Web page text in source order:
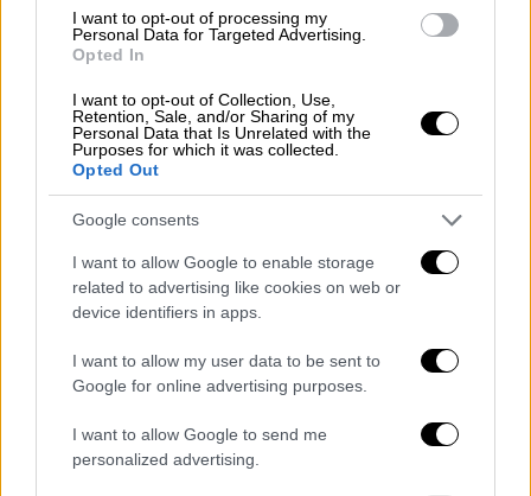
I want to opt-out of processing my
Personal Data for Targeted Advertising.
Opted In
I want to opt-out of Collection, Use,
Retention, Sale, and/or Sharing of my
Personal Data that Is Unrelated with the
Purposes for which it was collected.
Opted Out
Google consents
I want to allow Google to enable storage
related to advertising like cookies on web or
device identifiers in apps.
I want to allow my user data to be sent to
Google for online advertising purposes.
I want to allow Google to send me
personalized advertising.
Αθλητισμός|04.03.2021 00:03
Serie A: Η Μίλαν σώθηκε στο 97' από
Με εύστοχη εκτέλεση πέναλτι του Κεσί στο
97' η Μίλαν απέφυγε την ήττα από την
Ουντινέζε στο Μιλάνο αλλά η Ιντερ έχει την
ευκαιρία να ξεφύγει περισσότερο στη
βαθμολογία